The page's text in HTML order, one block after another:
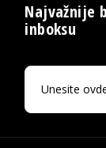
Najvažnije
inboksu